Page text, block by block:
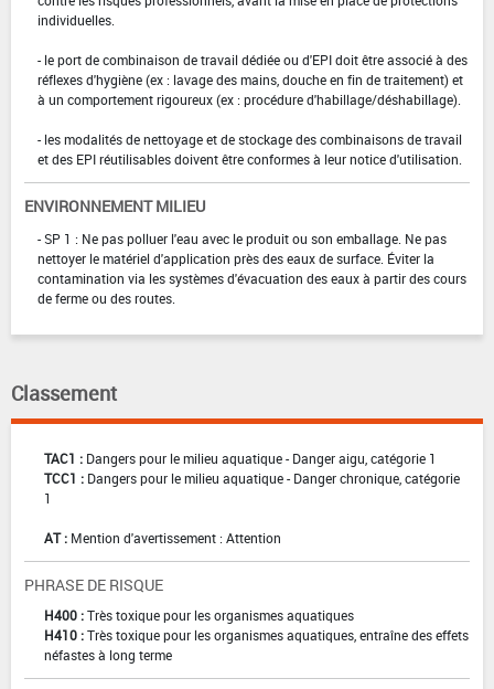
individuelles.
- le port de combinaison de travail dédiée ou d'EPI doit être associé à des
réflexes d'hygiène (ex : lavage des mains, douche en fin de traitement) et
à un comportement rigoureux (ex : procédure d'habillage/déshabillage).
- les modalités de nettoyage et de stockage des combinaisons de travail
et des EPI réutilisables doivent être conformes à leur notice d'utilisation.
ENVIRONNEMENT MILIEU
- SP 1 : Ne pas polluer l'eau avec le produit ou son emballage. Ne pas
nettoyer le matériel d'application près des eaux de surface. Éviter la
contamination via les systèmes d'évacuation des eaux à partir des cours
de ferme ou des routes.
Classement
TAC1 : Dangers pour le milieu aquatique - Danger aigu, catégorie 1
TCC1 : Dangers pour le milieu aquatique - Danger chronique, catégorie
1
AT : Mention d'avertissement : Attention
PHRASE DE RISQUE
H400 :Très toxique pour les organismes aquatiques
H410 :Très toxique pour les organismes aquatiques, entraîne des effets
néfastes à long terme